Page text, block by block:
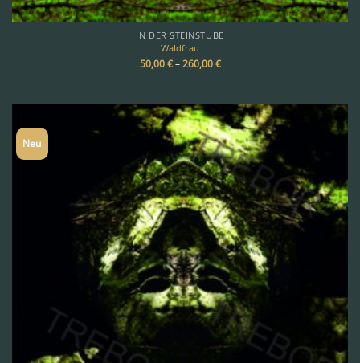
IN DER STEINSTUBE
Waldfrau
50,00€–260,00€
Neu